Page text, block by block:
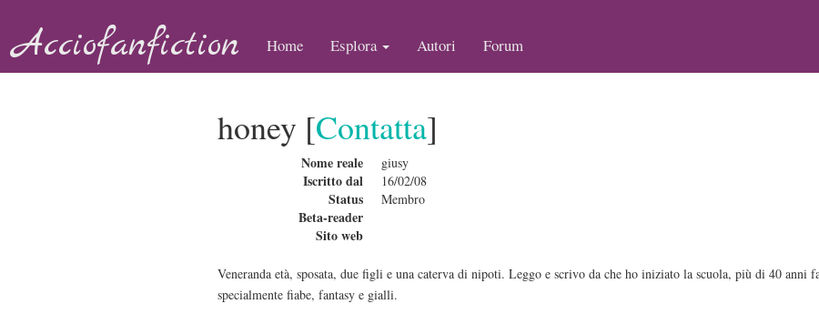
Acciofanfiction Home Esplora Autori Forum
honey [Contatta]
Nome reale giusy
Iscritto dal 16/02/08
Status Membro
Beta-reader
Sito web
Veneranda età, sposata, due figli e una caterva di nipoti. Leggo e scrivo da che ho iniziato la scuola, più di 40 anni
specialmente fiabe, fantasy e gialli.